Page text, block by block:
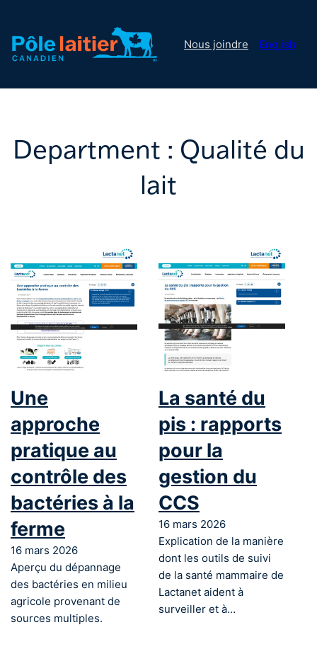
Nous joindre English
Department : Qualité du
lait
Une
approche
pratique au
contrôle des
bactéries à la
ferme
16 mars 2026
Aperçu du dépannage
des bactéries en milieu
agricole provenant de
sources multiples.
La santé du
pis : rapports
pour la
gestion du
CCS
16 mars 2026
Explication de la manière
dont les outils de suivi
de la santé mammaire de
Lactanet aident à
surveiller et à…